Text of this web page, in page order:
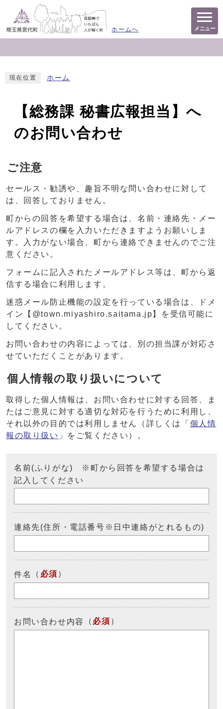
ホームへ メニュー
現在位置 ホーム
【総務課 秘書広報担当】へ
のお問い合わせ
ご注意
セールス・勧誘や、趣旨不明な問い合わせに対して
は、回答しておりません。
町からの回答を希望する場合は、名前・連絡先・メー
ルアドレスの欄を入力いただきますようお願いしま
す。入力がない場合、町から連絡できませんのでご注
意ください。
フォームに記入されたメールアドレス等は、町から返
信する場合に利用します。
迷惑メール防止機能の設定を行っている場合は、ドメ
イン【@town.miyashiro.saitama.jp】を受信可能に
してください。
お問い合わせの内容によっては、別の担当課が対応さ
せていただくことがあります。
個人情報の取り扱いについて
取得した個人情報は、お問い合わせに対する回答、ま
たはご意見に対する適切な対応を行うために利用し、
それ以外の目的では利用しません（詳しくは「 個人情
報の取り扱い 」をご覧ください）。
名前(ふりがな) ※町から回答を希望する場合は
記入してください
連絡先(住所・電話番号※日中連絡がとれるもの)
件名 （ 必須 ）
お問い合わせ内容 （ 必須 ）